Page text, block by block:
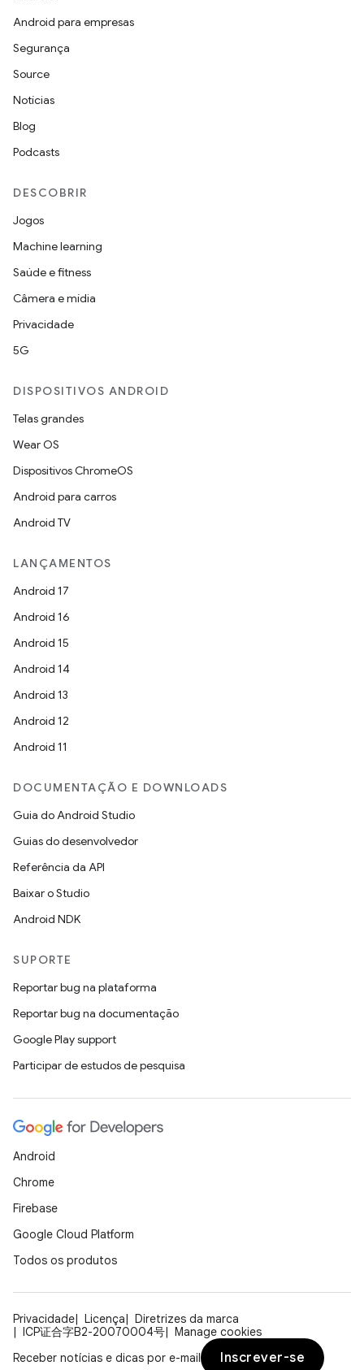
Android para empresas
Segurança
Source
Notícias
Blog
Podcasts
DESCOBRIR
Jogos
Machine learning
Saúde e fitness
Câmera e mídia
Privacidade
5G
DISPOSITIVOS ANDROID
Telas grandes
Wear OS
Dispositivos ChromeOS
Android para carros
Android TV
LANÇAMENTOS
Android 17
Android 16
Android 15
Android 14
Android 13
Android 12
Android 11
DOCUMENTAÇÃO E DOWNLOADS
Guia do Android Studio
Guias do desenvolvedor
Referência da API
Baixar o Studio
Android NDK
SUPORTE
Reportar bug na plataforma
Reportar bug na documentação
Google Play support
Participar de estudos de pesquisa
Android
Chrome
Firebase
Google Cloud Platform
Todos os produtos
Privacidade Licença
Diretrizes da marca
ICP证合字B2-20070004号
Manage cookies
Receber notícias e dicas por e-mail
Inscrever-se